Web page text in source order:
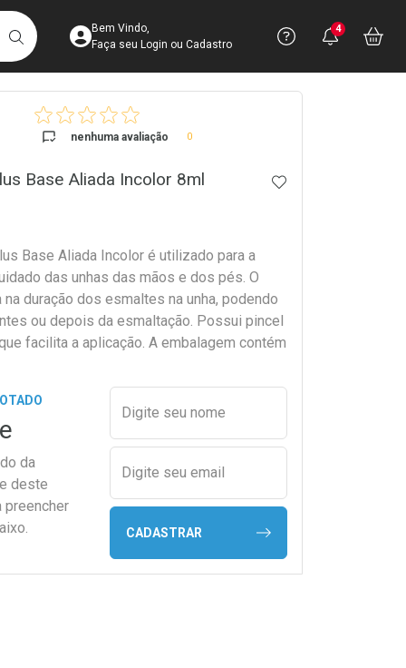
BUSCARAcesse sua Conta
Bem Vindo,
Faça seu Login ou Cadastro
Precisa
Ver Recursos
Você
4
nenhuma avaliação 0
Base Aliada Incolor 8ml ADICIONAR AOS
Base Aliada Incolor é utilizado para a
das unhas das mãos e dos pés. O
duração dos esmaltes na unha, podendo
ou depois da esmaltação. Possui pincel
facilita a aplicação. A embalagem contém
da
deste
preencher
Preencher nome e email
Digite seu nome
Digite seu email
CADASTRAR